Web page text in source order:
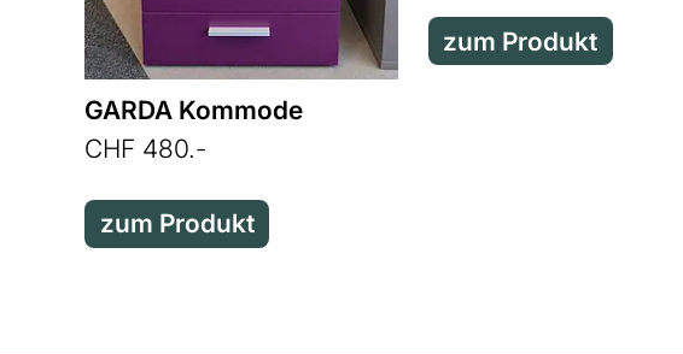
GARDA Kommode
CHF 480.-
zum Produkt
zum Produkt